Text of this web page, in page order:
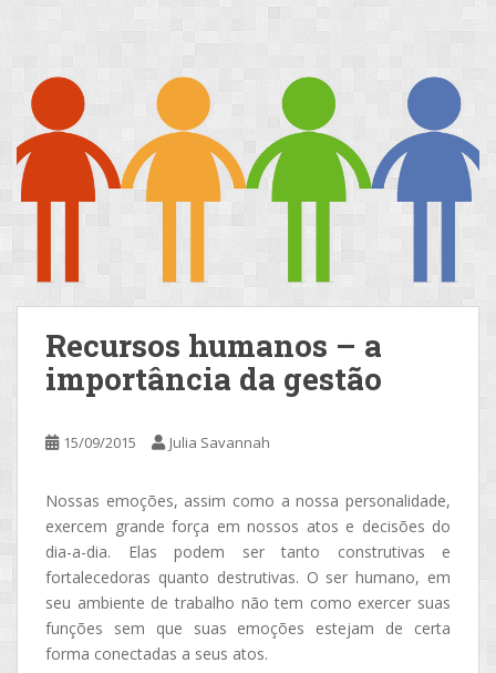
Recursos humanos – a
importância da gestão
15/09/2015 Julia Savannah
Nossas emoções, assim como a nossa personalidade,
exercem grande força em nossos atos e decisões do
dia-a-dia. Elas podem ser tanto construtivas e
fortalecedoras quanto destrutivas. O ser humano, em
seu ambiente de trabalho não tem como exercer suas
funções sem que suas emoções estejam de certa
forma conectadas a seus atos.